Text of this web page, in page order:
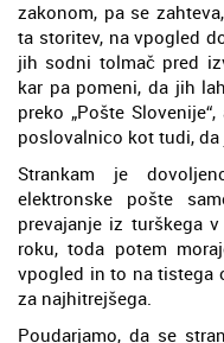
zakonom, pa se
ta storitev, na vpogled
jih sodni tolmač pred
kar pa pomeni, da jih
preko „Pošte
poslovalnico kot tudi,
Strankam je
elektronske pošte
prevajanje iz turškega
roku, toda potem
vpogled in to na tistega
za najhitrejšega.
Poudarjamo, da se